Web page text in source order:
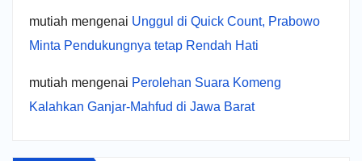
mutiah mengenai Unggul di Quick Count, Prabowo
Minta Pendukungnya tetap Rendah Hati
mutiah mengenai Perolehan Suara Komeng
Kalahkan Ganjar-Mahfud di Jawa Barat